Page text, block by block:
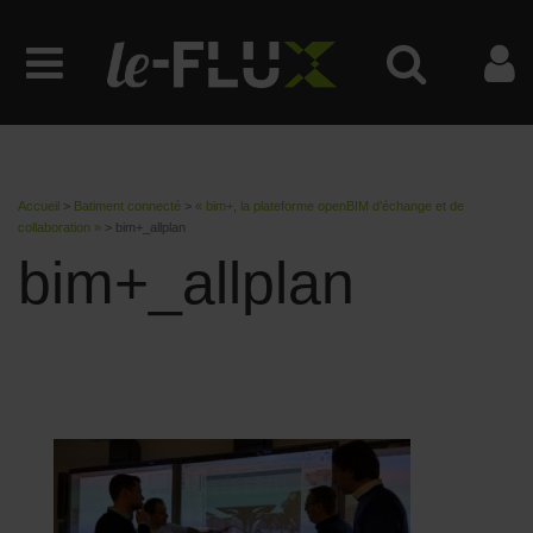
Accueil > Batiment connecté > « bim+, la plateforme openBIM d’échange et de
collaboration » > bim+_allplan
bim+_allplan